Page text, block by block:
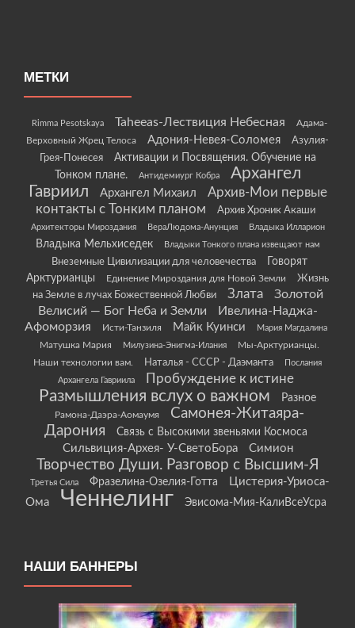
МЕТКИ
Rimma Pesotskaya Taheeas-Лествиция Небесная
Адама-
Верховный Жрец Телоса
Адония-Невея-Соломея
Азулия-
Грея-Понесея
Активации и Посвящения. Обучение на
Тонком плане.
Антидемиург Кобра
Архангел
Гавриил
Архангел Михаил
Архив-Мои первые
контакты с Тонким планом
Архив Хроник Акаши
Архитекторы Мироздания ВераЛюдома-Анунция Владыка Илларион
Владыка Мельхиседек Владыки Тонкого плана извещают нам
Внеземные Цивилизации для человечества
Говорят
Арктурианцы
Единение Мироздания для Новой Земли
Жизнь
на Земле в лучах Божественной Любви
Злата
Золотой
Велисий — Бог Неба и Земли
Ивелина-Наджа-
Афоморзия
Исти-Танзиля Майк Куинси Мария Магдалина
Матушка Мария Милузина-Энигма-Илания
Мы-Арктурианцы.
Наши технологии вам.
Наталья - СССР - Даэманта
Послания
Архангела Гавриила
Пробуждение к истине
Размышления вслух о важном Разное
Рамона-Даэра-Аомаумя
Самонея-Житаяра-
Дарония
Связь с Высокими звеньями Космоса
Сильвиция-Архея- У-СветоБора Симион
Творчество Души. Разговор с Высшим-Я
Третья Сила Фразелина-Озелия-Готта
Цистерия-Уриоса-
Ома
Ченнелинг Эвисома-Мия-КалиВсеУсра
НАШИ БАННЕРЫ